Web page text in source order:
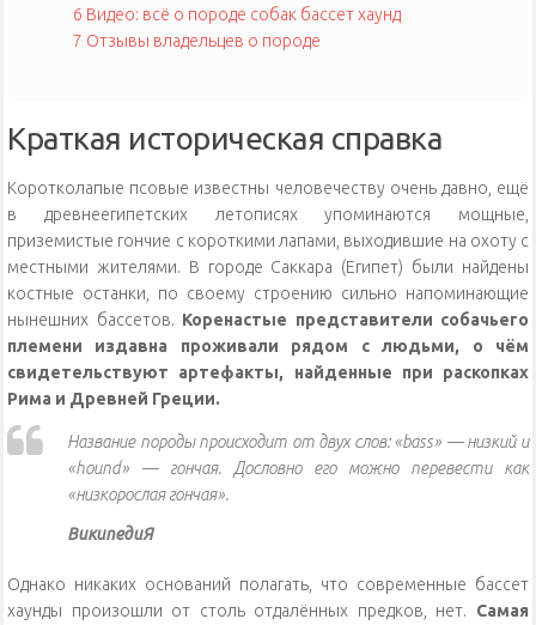
6 Видео: всё о породе собак бассет хаунд
7 Отзывы владельцев о породе
Краткая историческая справка
Коротколапые псовые известны человечеству очень давно, ещё
в древнеегипетских летописях упоминаются мощные,
приземистые гончие с короткими лапами, выходившие на охоту с
местными жителями. В городе Саккара (Египет) были найдены
костные останки, по своему строению сильно напоминающие
нынешних бассетов. Коренастые представители собачьего
племени издавна проживали рядом с людьми, о чём
свидетельствуют артефакты, найденные при раскопках
Рима и Древней Греции.
Название породы происходит от двух слов: «bass» — низкий и
«hound» — гончая. Дословно его можно перевести как
«низкорослая гончая».
ВикипедиЯ
Однако никаких оснований полагать, что современные бассет
хаунды произошли от столь отдалённых предков, нет. Самая